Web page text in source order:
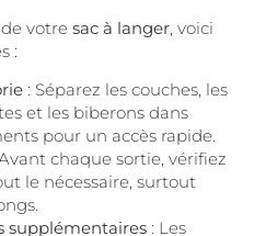
votre sac à langer, voici
:
: Séparez les couches, les
et les biberons dans
pour un accès rapide.
chaque sortie, vérifiez
le nécessaire, surtout
supplémentaires : Les